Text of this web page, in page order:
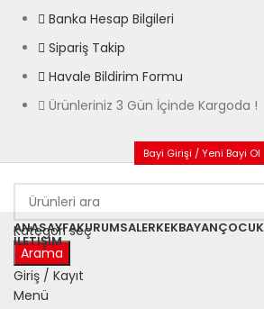
Banka Hesap Bilgileri
Sipariş Takip
Havale Bildirim Formu
Ürünleriniz 3 Gün İçinde Kargoda !
Bayi Girişi / Yeni Bayi Ol
Kategori seç
Arama
Giriş / Kayıt
Menü
ANASAYFAKURUMSALERKEKBAYANÇOCUK
İLETIŞIM
Büyütmek için tıklayın